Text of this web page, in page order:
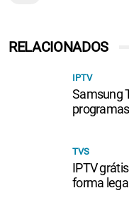
RELACIONADOS
IPTV
Samsung
TVS
IPTV
forma legal